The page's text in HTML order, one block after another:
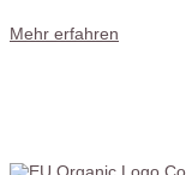
Mehr erfahren